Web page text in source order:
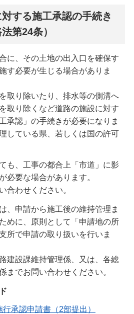
する施工承認の手続き
第24条）
に、その土地の出入口を確保す
す必要が生じる場合がありま
取り除いたり、排水等の側溝へ
取り除くなど道路の施設に対す
承認」の手続きが必要になりま
している県、若しくは国の許可
も、工事の都合上「市道」に影
必要な場合があります。
合わせください。
、申請から施工後の維持管理ま
めに、原則として「申請地の所
所で申請の取り扱いを行いま
建設課維持管理係、又は、各総
までお問い合わせください。
承認申請書（2部提出）